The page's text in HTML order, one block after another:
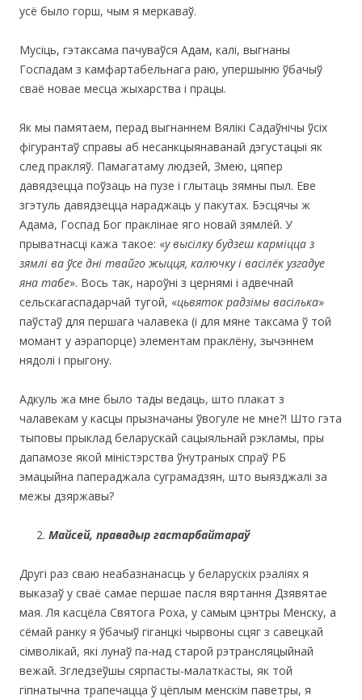
усё было горш, чым я меркаваў.
Мусіць, гэтаксама пачуваўся Адам, калі, выгнаны
Госпадам з камфартабельнага раю, упершыню ўбачыў
сваё новае месца жыхарства і працы.
Як мы памятаем, перад выгнаннем Вялікі Садаўнічы ўсіх
фігурантаў справы аб несанкцыянаванай дэгустацыі як
след пракляў. Памагатаму людзей, Змею, цяпер
давядзецца поўзаць на пузе і глытаць зямны пыл. Еве
згэтуль давядзецца нараджаць у пакутах. Бэсцячы ж
Адама, Госпад Бог праклінае яго новай зямлёй. У
прыватнасці кажа такое: «у высілку будзеш карміцца з
зямлі ва ўсе дні твайго жыцця, калючку і васілёк узгадуе
яна табе». Вось так, нароўні з цернямі і адвечнай
сельскагаспадарчай тугой, «цьвяток радзімы васілька»
паўстаў для першага чалавека (і для мяне таксама ў той
момант у аэрапорце) элементам праклёну, зычэннем
нядолі і прыгону.
Адкуль жа мне было тады ведаць, што плакат з
чалавекам у касцы прызначаны ўвогуле не мне?! Што гэта
тыповы прыклад беларускай сацыяльнай рэкламы, пры
дапамозе якой міністэрства ўнутраных спраў РБ
эмацыйна папераджала суграмадзян, што выязджалі за
межы дзяржавы?
Майсей, правадыр гастарбайтараў
Другі раз сваю неабазнанасць у беларускіх рэаліях я
выказаў у сваё самае першае пасля вяртання Дзявятае
мая. Ля касцёла Святога Роха, у самым цэнтры Менску, а
сёмай ранку я ўбачыў гіганцкі чырвоны сцяг з савецкай
сімволікай, які лунаў па-над старой рэтрансляцыйнай
вежай. Згледзеўшы сярпасты-малаткасты, як той
гіпнатычна трапечацца ў цёплым менскім паветры, я